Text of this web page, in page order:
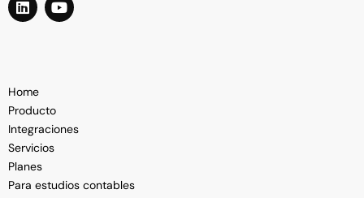
Home
Producto
Integraciones
Servicios
Planes
Para estudios contables